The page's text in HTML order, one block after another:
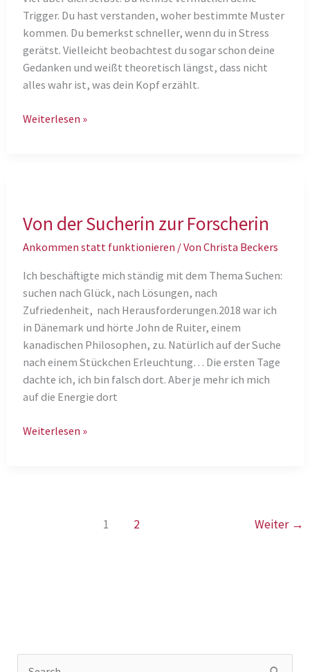
Trigger. Du hast verstanden, woher bestimmte Muster
kommen. Du bemerkst schneller, wenn du in Stress
gerätst. Vielleicht beobachtest du sogar schon deine
Gedanken und weißt theoretisch längst, dass nicht
alles wahr ist, was dein Kopf erzählt.
Warum
Weiterlesen »
Von der Sucherin zur Forscherin
Ankommen statt funktionieren / VonChrista Beckers
Ich beschäftigte mich ständig mit dem Thema Suchen:
suchen nach Glück, nach Lösungen, nach
Zufriedenheit, nach Herausforderungen.2018 war ich
in Dänemark und hörte John de Ruiter, einem
kanadischen Philosophen, zu. Natürlich auf der Suche
nach einem Stückchen Erleuchtung… Die ersten Tage
dachte ich, ich bin falsch dort. Aber je mehr ich mich
auf die Energie dort
Von
Weiterlesen »
1 2 Weiter →